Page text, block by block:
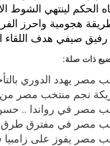
الحكم لينتهي الشوط
هجومية واحرز
صيفي هدف اللقاء
ذات صلة:
مصر يهدد الدوري
نجم منتخب مصر من
مصر في رواندا .. حسن
مصر في مفترق طرق
مصر يفوز على